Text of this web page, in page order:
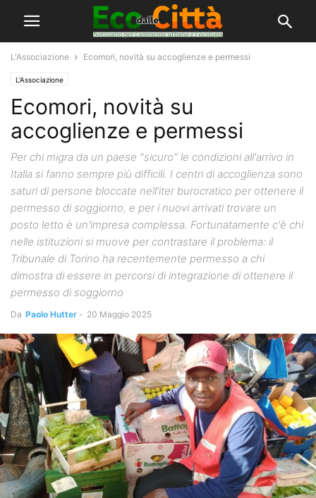
L'Associazione Ecomori, novità su accoglienze e permessi
L'Associazione
Ecomori, novità su
accoglienze e permessi
Per chi migra da un paese "sicuro" le condizioni all'arrivo in
Italia si fanno sempre più difficili. I centri di accoglienza sono
saturi di persone bloccate nell'iter burocratico per ottenere il
permesso di soggiorno, e per i nuovi arrivati trovare un
posto letto è un'impresa complessa. Fortunatamente c'è chi
nelle istituzioni si muove per contrastare il problema: il
Tribunale di Torino ha recentemente permesso a chi
dimostra di essere in percorsi di integrazione di ottenere il
permesso di soggiorno
Da Paolo Hutter - 20 Maggio 2025